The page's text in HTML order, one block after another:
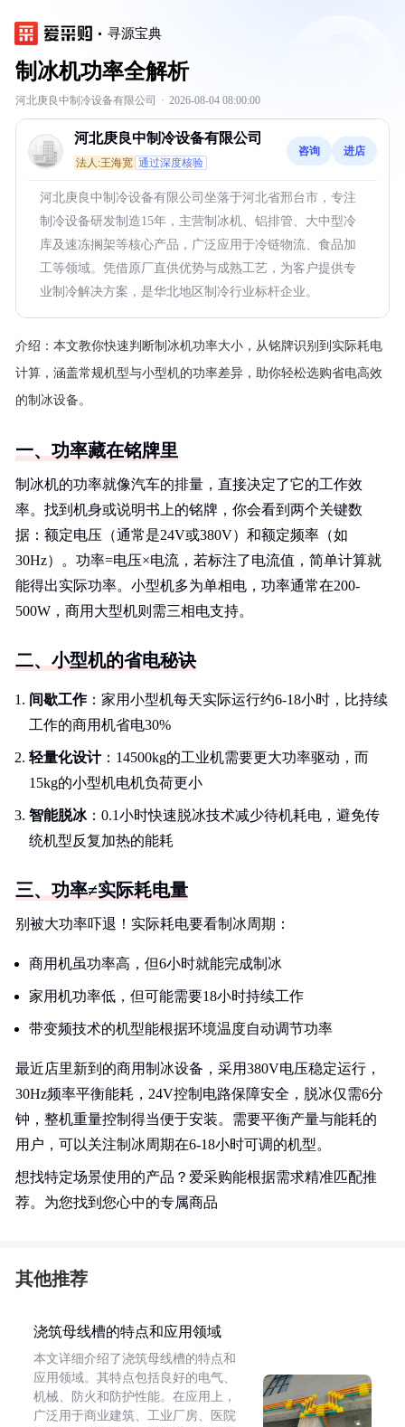
寻源宝典
制冰机功率全解析
河北庚良中制冷设备有限公司 · 2026-08-04 08:00:00
河北庚良中制冷设备有限公司
法人:王海宽 通过深度核验
咨询 进店
河北庚良中制冷设备有限公司坐落于河北省邢台市，专注
制冷设备研发制造15年，主营制冰机、铝排管、大中型冷
库及速冻搁架等核心产品，广泛应用于冷链物流、食品加
工等领域。凭借原厂直供优势与成熟工艺，为客户提供专
业制冷解决方案，是华北地区制冷行业标杆企业。
介绍： 本文教你快速判断制冰机功率大小，从铭牌识别到实际耗电
计算，涵盖常规机型与小型机的功率差异，助你轻松选购省电高效
的制冰设备。
一、功率藏在铭牌里
制冰机的功率就像汽车的排量，直接决定了它的工作效
率。找到机身或说明书上的铭牌，你会看到两个关键数
据：额定电压（通常是24V或380V）和额定频率（如
30Hz）。功率=电压×电流，若标注了电流值，简单计算就
能得出实际功率。小型机多为单相电，功率通常在200-
500W，商用大型机则需三相电支持。
二、小型机的省电秘诀
间歇工作：家用小型机每天实际运行约6-18小时，比持续
工作的商用机省电30%
轻量化设计：14500kg的工业机需要更大功率驱动，而
15kg的小型机电机负荷更小
智能脱冰：0.1小时快速脱冰技术减少待机耗电，避免传
统机型反复加热的能耗
三、功率≠实际耗电量
别被大功率吓退！实际耗电要看制冰周期：
商用机虽功率高，但6小时就能完成制冰
家用机功率低，但可能需要18小时持续工作
带变频技术的机型能根据环境温度自动调节功率
最近店里新到的商用制冰设备，采用380V电压稳定运行，
30Hz频率平衡能耗，24V控制电路保障安全，脱冰仅需6分
钟，整机重量控制得当便于安装。需要平衡产量与能耗的
用户，可以关注制冰周期在6-18小时可调的机型。
想找特定场景使用的产品？爱采购能根据需求精准匹配推
荐。为您找到您心中的专属商品
其他推荐
浇筑母线槽的特点和应用领域
本文详细介绍了浇筑母线槽的特点和
应用领域。其特点包括良好的电气、
机械、防火和防护性能。在应用上，
广泛用于商业建筑、工业厂房、医院